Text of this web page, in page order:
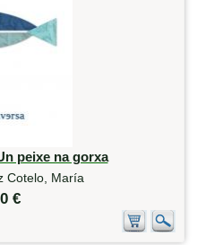
peixe na gorxa
Cotelo, María
€